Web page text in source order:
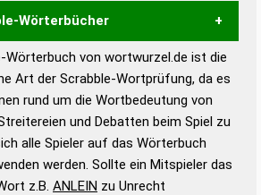
Wörterbücher
Hilfe eines semantischen
gute Anhaltspunkte zu
und Wortform, um die
für das Scrabble-Spiel zu
Turnier Scrabble-
Wörterbuch von wortwurzel.de ist die
Art der Scrabble-Wortprüfung, da es
rund um die Wortbedeutung von
und Debatten beim Spiel zu
alle Spieler auf das Wörterbuch
werden. Sollte ein Mitspieler das
z.B. ANLEIN zu Unrecht